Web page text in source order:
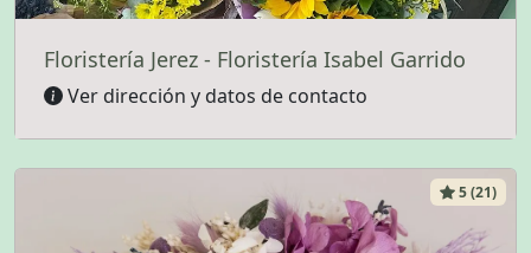
Floristería Jerez - Floristería Isabel Garrido
Ver dirección y datos de contacto
5 (21)